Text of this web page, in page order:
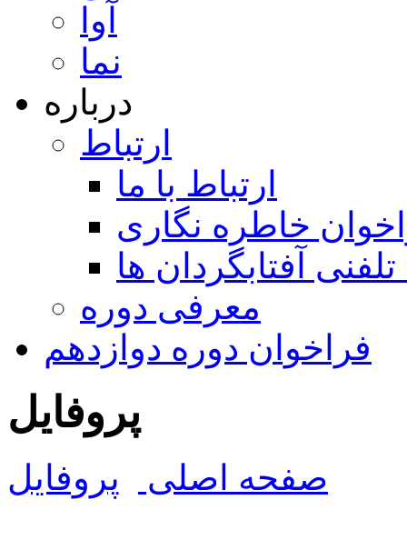
آوا
نما
درباره
ارتباط
ارتباط با ما
خاطره نگاری
تلفنی آفتابگردان ها
معرفی دوره
فراخوان دوره دوازدهم
پروفایل
صفحه اصلی پروفایل